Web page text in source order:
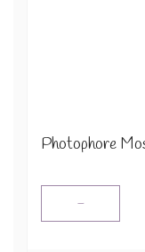
-